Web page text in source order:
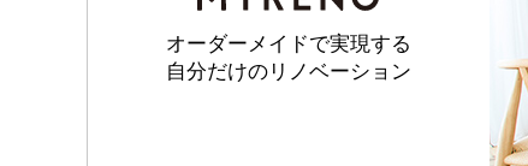
オーダーメイドで実現する
自分だけのリノベーション